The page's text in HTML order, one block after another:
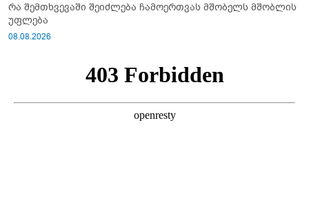
რა შემთხვევაში შეიძლება ჩამოერთვას მშობელს მშობლის
უფლება
08.08.2026